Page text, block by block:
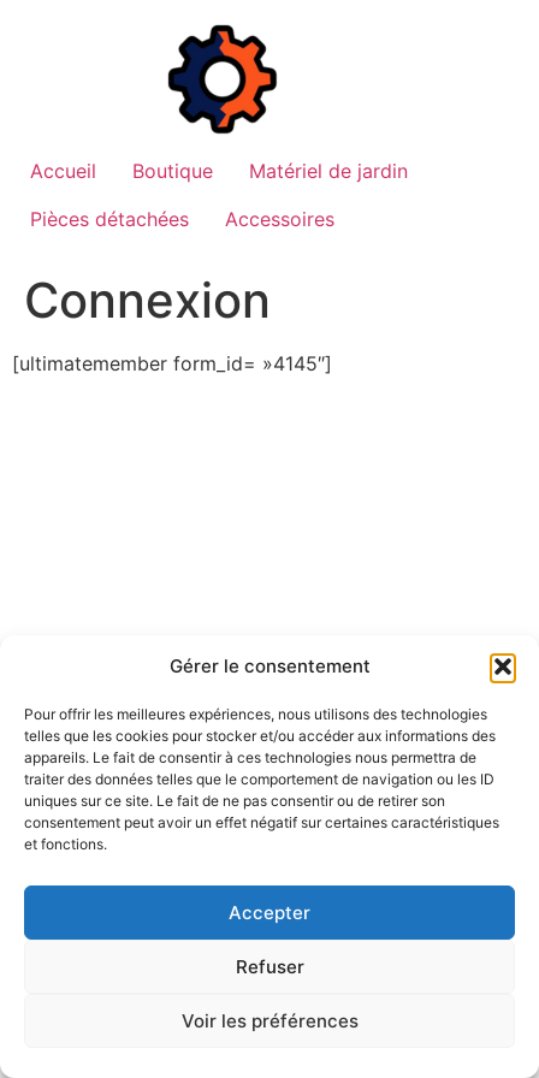
Gérer le consentement
Pour offrir les meilleures expériences, nous utilisons des technologies
telles que les cookies pour stocker et/ou accéder aux informations des
appareils. Le fait de consentir à ces technologies nous permettra de
traiter des données telles que le comportement de navigation ou les ID
uniques sur ce site. Le fait de ne pas consentir ou de retirer son
consentement peut avoir un effet négatif sur certaines caractéristiques
et fonctions.
Accepter
Refuser
Voir les préférences
Accueil Boutique
Matériel de jardin
Pièces détachées
Accessoires
Connexion
[ultimatemember form_id= »4145″]